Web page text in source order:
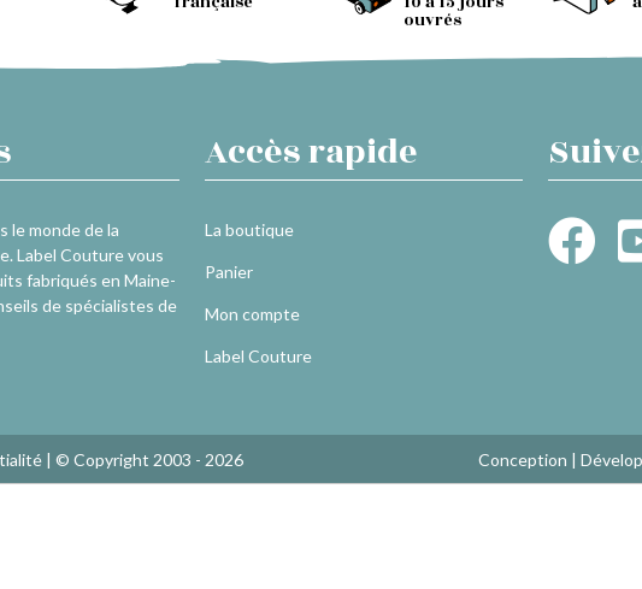
ouvrés
le monde de la
Label Couture vous
fabriqués en Maine-
de spécialistes de
Accès rapide
La boutique
Panier
Mon compte
Label Couture
| © Copyright 2003 - 2026 Conception |